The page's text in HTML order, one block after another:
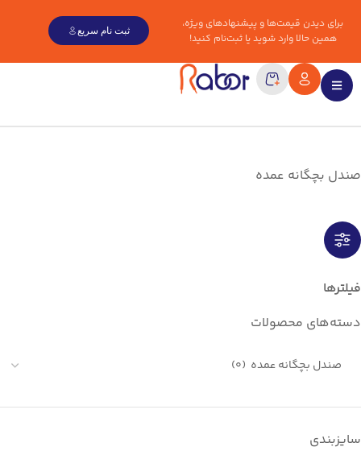
برای دیدن قیمت‌ها و پیشنهادهای ویژه،
همین حالا وارد شوید یا ثبت‌نام کنید!
ثبت نام سریع
صندل بچگانه عمده
فیلترها
دسته‌های محصولات
سایزبندی